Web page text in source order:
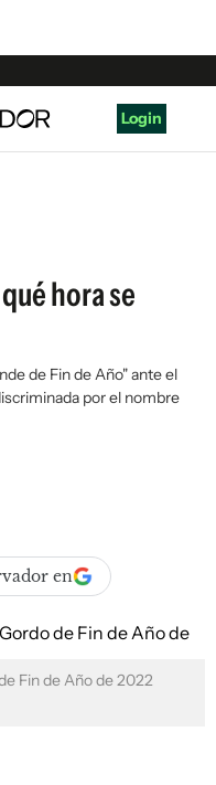
Login
hora se
de Fin de Año" ante el
por el nombre
en
Fin de Año de 2022